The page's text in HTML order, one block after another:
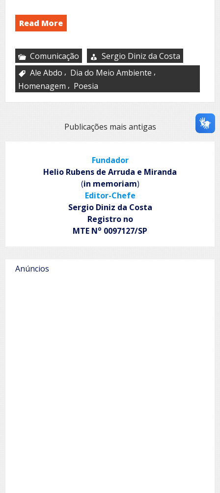
Read More
Comunicação
Sergio Diniz da Costa
Ale Abdo , Dia do Meio Ambiente ,
Homenagem , Poesia
NavegaçãoPublicações mais antigas
Fundador
Helio Rubens de Arruda e Miranda
(in memoriam)
Editor-Chefe
Sergio Diniz da Costa
Registro no
MTE No 0097127/SP
Anúncios